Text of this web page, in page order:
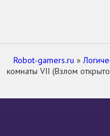
Robot-gamers.ru »
комнаты VII (Взлом